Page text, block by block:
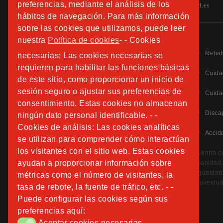
preferencias, mediante el análisis de los
hábitos de navegación. Para más información
sobre las cookies que utilizamos, puede leer
nuestra Política de cookies- - Cookies
necesarias: Las cookies necesarias se
requieren para habilitar las funciones básicas
de este sitio, como proporcionar un inicio de
sesión seguro o ajustar sus preferencias de
consentimiento. Estas cookies no almacenan
ningún dato personal identificable. - -
Cookies de análisis: Las cookies analíticas
se utilizan para comprender cómo interactúan
los visitantes con el sitio web. Estas cookies
ayudan a proporcionar información sobre
métricas como el número de visitantes, la
tasa de rebote, la fuente de tráfico, etc. - -
Puede configurar las cookies según sus
preferencias aquí:
hospitalfundacionsanjose.info@sjd.es
Aviso Legal
Política de Privacidad
Información Adicional Protección de Datos
CANAL DE DENUNCIAS
Centro